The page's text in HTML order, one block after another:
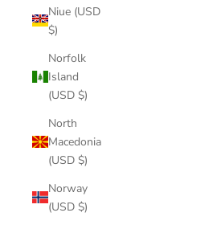
Niue (USD
$)
Norfolk
Island
(USD $)
North
Macedonia
(USD $)
Norway
(USD $)